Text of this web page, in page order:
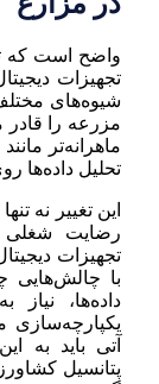
واضح است که
تجهیزات
شیوه‌های
مزرعه را قادر
ماهرانه‌تر
تحلیل داده‌ها
این تغییر نه
رضایت شغلی
تجهیزات
با
داده‌ها، نیاز
یکپارچه‌سازی
آتی باید به
پتانسیل